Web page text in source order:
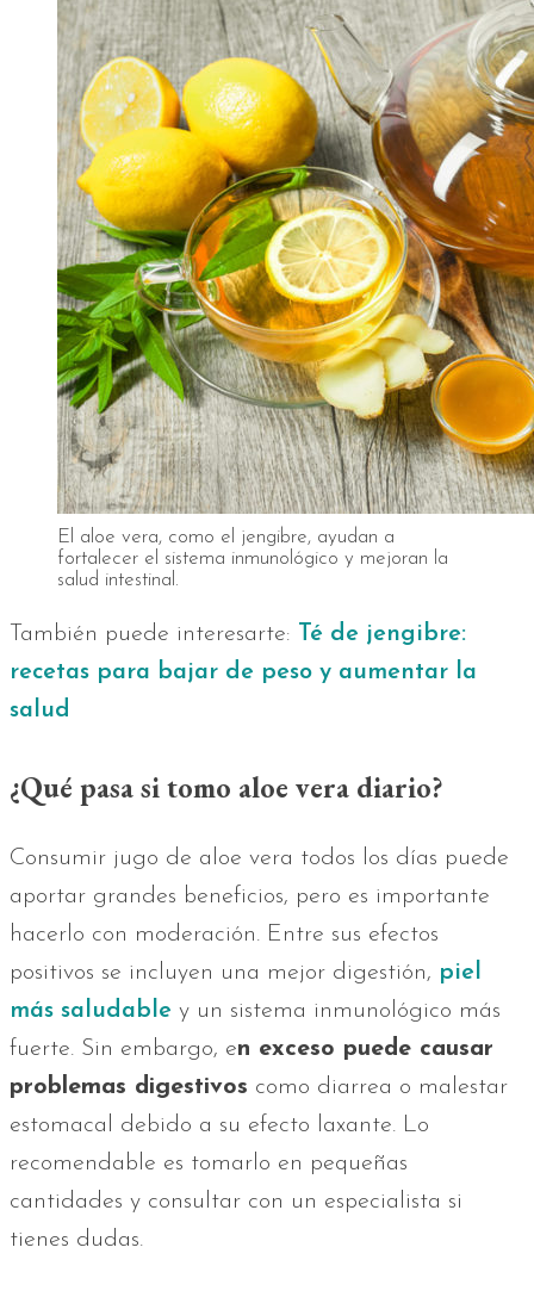
El aloe vera, como el jengibre, ayudan a
fortalecer el sistema inmunológico y mejoran la
salud intestinal.
También puede interesarte:
Té de jengibre:
recetas para bajar de peso y aumentar la
salud
¿Qué pasa si tomo aloe vera diario?
Consumir jugo de aloe vera todos los días puede
aportar grandes beneficios, pero es importante
hacerlo con moderación. Entre sus efectos
positivos se incluyen una mejor digestión, piel
más saludable y un sistema inmunológico más
fuerte. Sin embargo, en exceso puede causar
problemas digestivos como diarrea o malestar
estomacal debido a su efecto laxante. Lo
recomendable es tomarlo en pequeñas
cantidades y consultar con un especialista si
tienes dudas.